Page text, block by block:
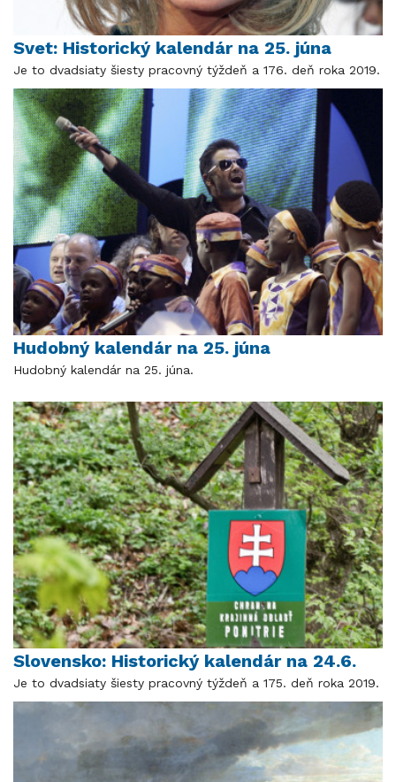
Svet: Historický kalendár na 25. júna
Je to dvadsiaty šiesty pracovný týždeň a 176. deň roka 2019.
Hudobný kalendár na 25. júna
Hudobný kalendár na 25. júna.
Slovensko: Historický kalendár na 24.6.
Je to dvadsiaty šiesty pracovný týždeň a 175. deň roka 2019.